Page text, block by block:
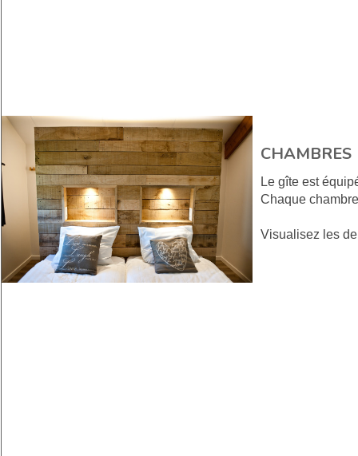
CHAMBRES
Le gîte est
Chaque
Visualisez les